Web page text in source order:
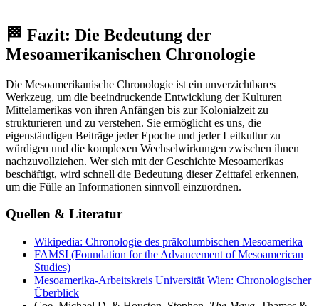
🏁 Fazit: Die Bedeutung der
Mesoamerikanischen Chronologie
Die Mesoamerikanische Chronologie ist ein unverzichtbares
Werkzeug, um die beeindruckende Entwicklung der Kulturen
Mittelamerikas von ihren Anfängen bis zur Kolonialzeit zu
strukturieren und zu verstehen. Sie ermöglicht es uns, die
eigenständigen Beiträge jeder Epoche und jeder Leitkultur zu
würdigen und die komplexen Wechselwirkungen zwischen ihnen
nachzuvollziehen. Wer sich mit der Geschichte Mesoamerikas
beschäftigt, wird schnell die Bedeutung dieser Zeittafel erkennen,
um die Fülle an Informationen sinnvoll einzuordnen.
Quellen & Literatur
Wikipedia: Chronologie des präkolumbischen Mesoamerika
FAMSI (Foundation for the Advancement of Mesoamerican
Studies)
Mesoamerika-Arbeitskreis Universität Wien: Chronologischer
Überblick